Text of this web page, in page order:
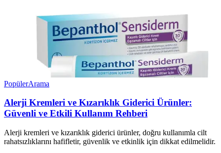
PopülerArama
Alerji Kremleri ve Kızarıklık Giderici Ürünler:
Güvenli ve Etkili Kullanım Rehberi
Alerji kremleri ve kızarıklık giderici ürünler, doğru kullanımla cilt
rahatsızlıklarını hafifletir, güvenlik ve etkinlik için dikkat edilmelidir.